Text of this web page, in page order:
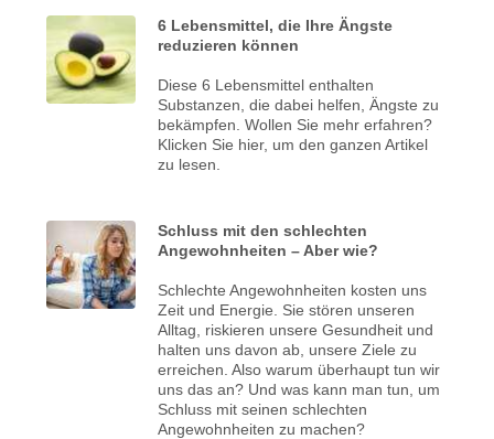
6 Lebensmittel, die Ihre Ängste
reduzieren können
Diese 6 Lebensmittel enthalten
Substanzen, die dabei helfen, Ängste zu
bekämpfen. Wollen Sie mehr erfahren?
Klicken Sie hier, um den ganzen Artikel
zu lesen.
Schluss mit den schlechten
Angewohnheiten – Aber wie?
Schlechte Angewohnheiten kosten uns
Zeit und Energie. Sie stören unseren
Alltag, riskieren unsere Gesundheit und
halten uns davon ab, unsere Ziele zu
erreichen. Also warum überhaupt tun wir
uns das an? Und was kann man tun, um
Schluss mit seinen schlechten
Angewohnheiten zu machen?